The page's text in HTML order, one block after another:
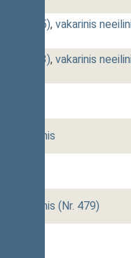
(Nr. 485), vakarinis
(Nr. 483), vakarinis
vakarinis
vakarinis (Nr. 479)